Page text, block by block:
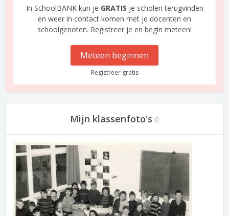
In SchoolBANK kun je GRATIS je scholen terugvinden
en weer in contact komen met je docenten en
schoolgenoten. Registreer je en begin meteen!
Meteen beginnen
Registreer gratis
Mijn klassenfoto's 0